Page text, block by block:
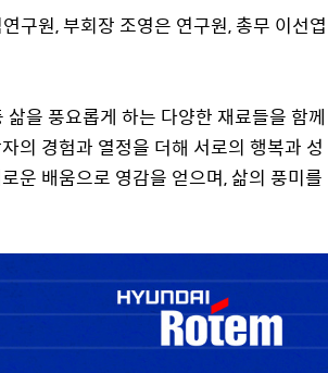
구원, 부회장 조영은 연구원, 총무 이선엽
을 풍요롭게 하는 다양한 재료들을 함께
의 경험과 열정을 더해 서로의 행복과 성
운 배움으로 영감을 얻으며, 삶의 풍미를